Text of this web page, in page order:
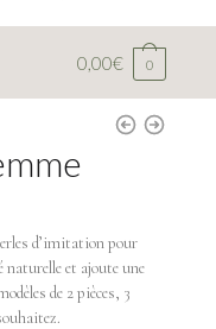
0,00€ 0
d’imitation pour
naturelle et ajoute une
de 2 pièces, 3